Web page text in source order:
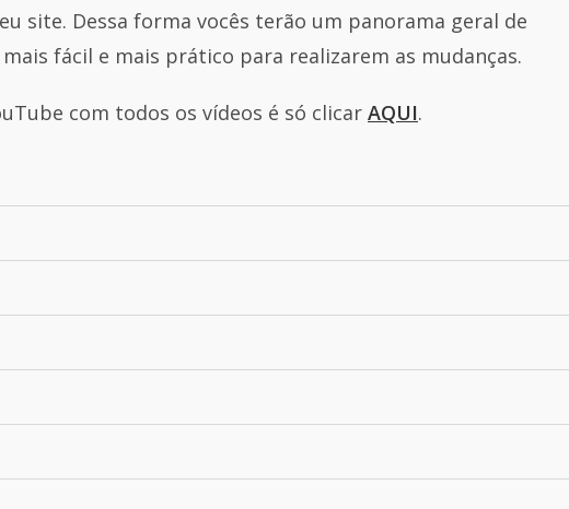
site. Dessa forma vocês terão um panorama geral de
fácil e mais prático para realizarem as mudanças.
com todos os vídeos é só clicar AQUI.